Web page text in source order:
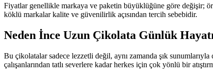
Fiyatlar genellikle markaya ve paketin büyüklüğüne göre değişir;
köklü markalar kalite ve güvenilirlik açısından tercih sebebidir.
Neden İnce Uzun Çikolata Günlük
Bu çikolatalar sadece lezzetli değil, aynı zamanda şık
çalışanlarından tatlı severlere kadar herkes için çok yönlü bir